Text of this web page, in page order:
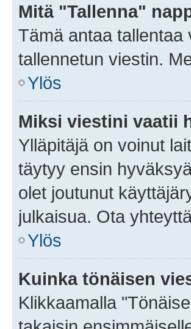
Mitä "Tallenna"
Tämä antaa
tallennetun viestin.
Ylös
Miksi viestini vaatii
Ylläpitäjä on voinut
täytyy ensin
olet joutunut
julkaisua. Ota
Ylös
Kuinka tönäisen
Klikkaamalla